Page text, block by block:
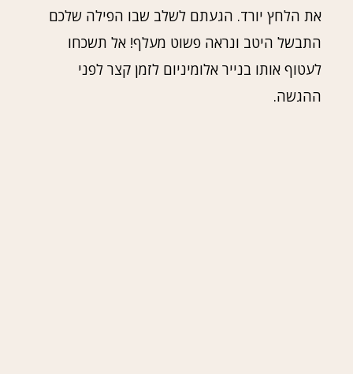
את הלחץ יורד. הגעתם לשלב שבו הפילה שלכם
התבשל היטב ונראה פשוט מעלף! אל תשכחו
לעטוף אותו בנייר אלומיניום לזמן קצר לפני
ההגשה.